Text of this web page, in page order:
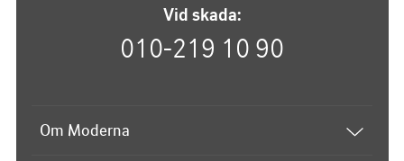
Vid skada:
010-219 10 90
Om Moderna